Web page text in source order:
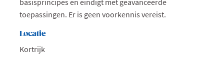
toepassingen. Er is geen voorkennis vereist.
Locatie
Kortrijk